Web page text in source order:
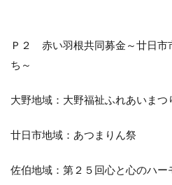
Ｐ２ 赤い羽根共同募金～廿日市
ち～
大野地域：大野福祉ふれあいまつ
廿日市地域：あつまりん祭
佐伯地域：第２５回心と心のハー